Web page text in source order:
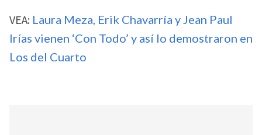
VEA: Laura Meza, Erik Chavarría y Jean Paul
Irías vienen ‘Con Todo’ y así lo demostraron en
Los del Cuarto